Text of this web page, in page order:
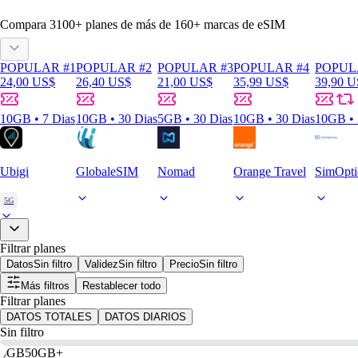
Compara 3100+ planes de más de 160+ marcas de eSIM
POPULAR #1
24,00 US$
10GB • 7 Dias
Ubigi
5G
POPULAR #2
26,40 US$
10GB • 30 Dias
GlobaleSIM
POPULAR #3
21,00 US$
5GB • 30 Dias
Nomad
POPULAR #4
35,99 US$
10GB • 30 Dias
Orange Travel
39,90
10GB •
Filtrar planes
DatosSin filtro ValidezSin filtro PrecioSin filtro
Más filtros
Restablecer todo
Filtrar planes
DATOS TOTALES DATOS DIARIOS
Sin filtro
0GB50GB+